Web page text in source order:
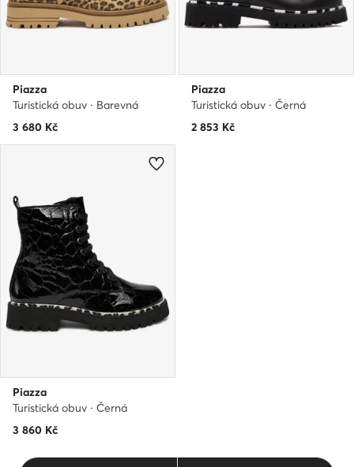
Piazza
Turistická obuv · Barevná
3 680 Kč
Piazza
Turistická obuv · Černá
2 853 Kč
Piazza
Turistická obuv · Černá
3 860 Kč